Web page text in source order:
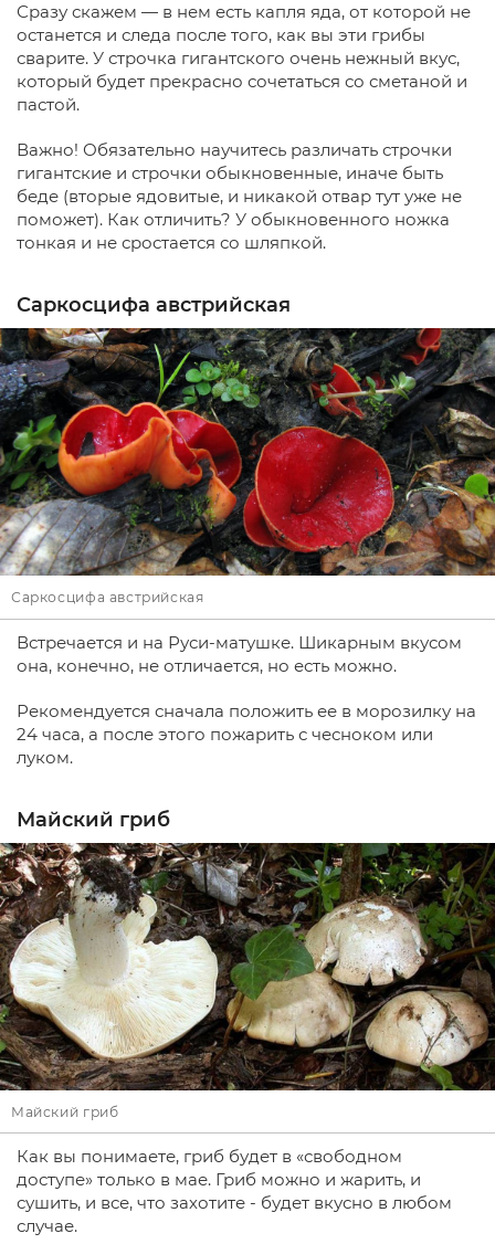
Сразу скажем — в нем есть капля яда, от которой не
останется и следа после того, как вы эти грибы
сварите. У строчка гигантского очень нежный вкус,
который будет прекрасно сочетаться со сметаной и
пастой.
Важно! Обязательно научитесь различать строчки
гигантские и строчки обыкновенные, иначе быть
беде (вторые ядовитые, и никакой отвар тут уже не
поможет). Как отличить? У обыкновенного ножка
тонкая и не сростается со шляпкой.
Саркосцифа австрийская
Саркосцифа австрийская
Встречается и на Руси-матушке. Шикарным вкусом
она, конечно, не отличается, но есть можно.
Рекомендуется сначала положить ее в морозилку на
24 часа, а после этого пожарить с чесноком или
луком.
Майский гриб
Майский гриб
Как вы понимаете, гриб будет в «свободном
доступе» только в мае. Гриб можно и жарить, и
сушить, и все, что захотите - будет вкусно в любом
случае.